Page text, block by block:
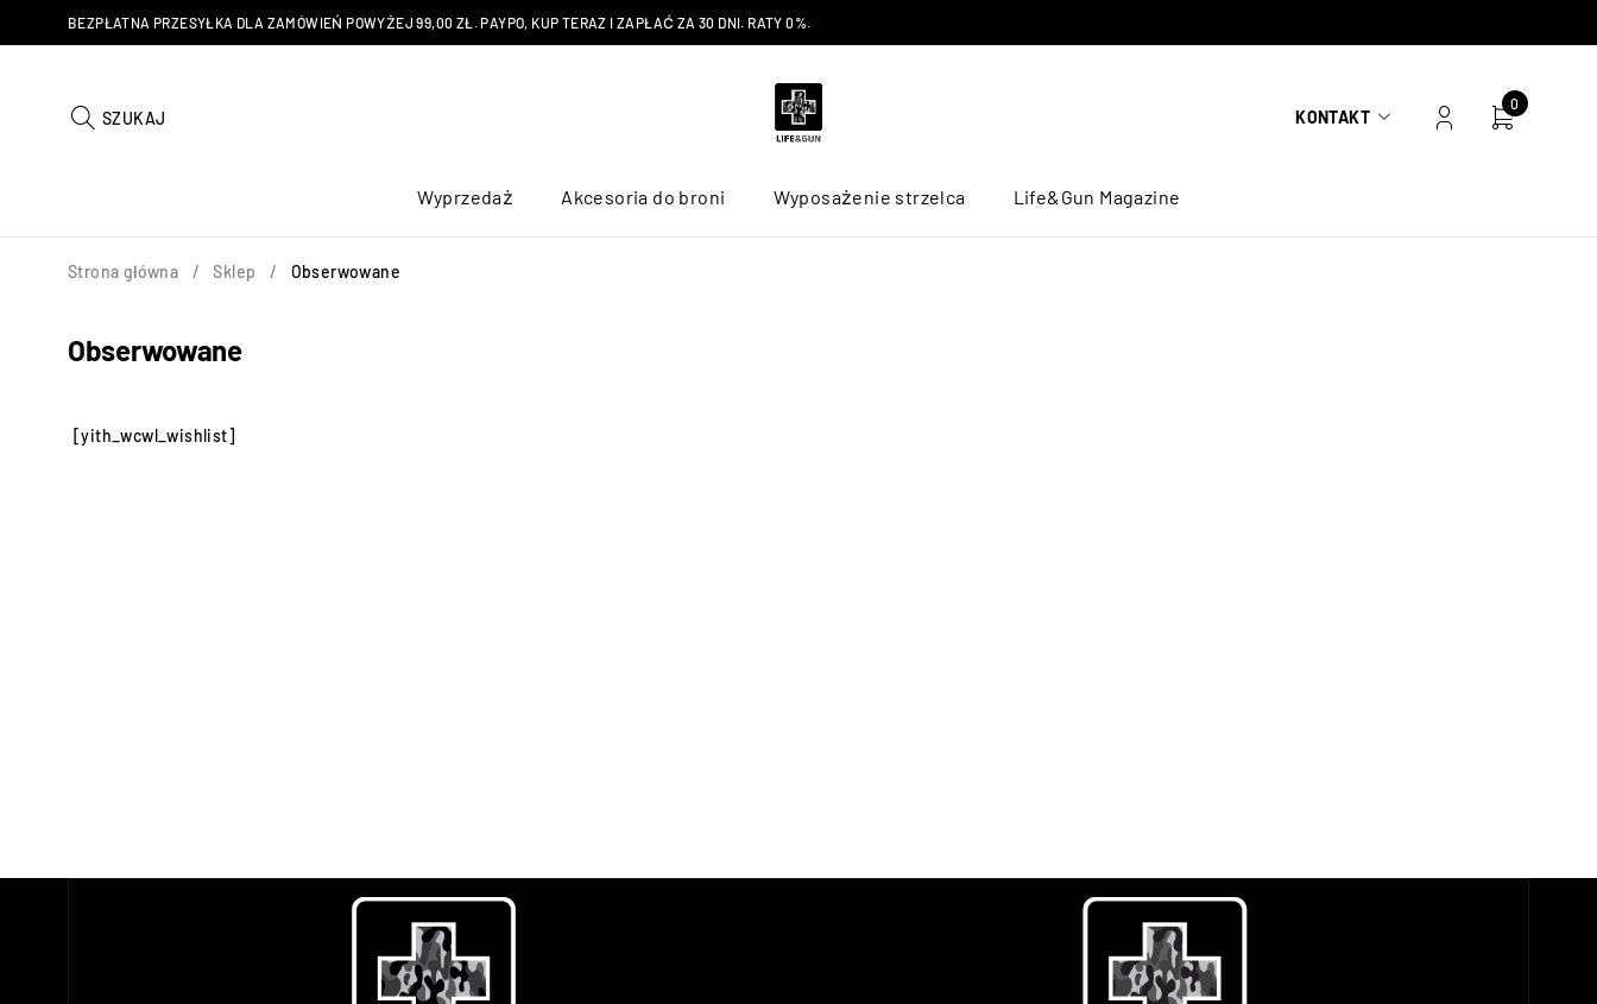
BEZPŁATNA PRZESYŁKA DLA ZAMÓWIEŃ POWYŻEJ 99,00 ZŁ. PAYPO, KUP TERAZ I ZAPŁAĆ ZA 30 DNI. RATY 0%.
SZUKAJ KONTAKT
0
Wyprzedaż Akcesoria do broni Wyposażenie strzelca Life&Gun Magazine
Obserwowane
Strona główna / Sklep / Obserwowane
[yith_wcwl_wishlist]